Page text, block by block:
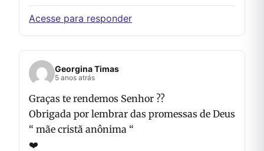
Acesse para responder
Georgina Timas
5 anos atrás
Graças te rendemos Senhor ??
Obrigada por lembrar das promessas de Deus
“ mãe cristã anônima “
❤️